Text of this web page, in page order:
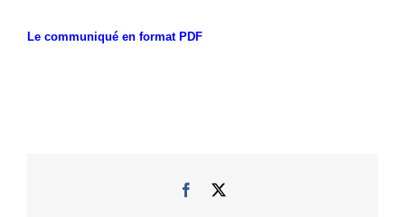
Le communiqué en format PDF
Facebook